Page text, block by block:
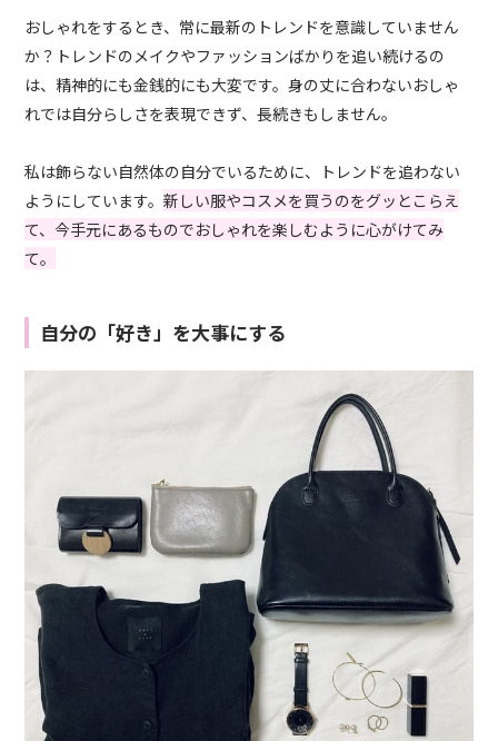
おしゃれをするとき、常に最新のトレンドを意識していません
か？トレンドのメイクやファッションばかりを追い続けるの
は、精神的にも金銭的にも大変です。身の丈に合わないおしゃ
れでは自分らしさを表現できず、長続きもしません。
私は飾らない自然体の自分でいるために、トレンドを追わない
ようにしています。新しい服やコスメを買うのをグッとこらえ
て、今手元にあるものでおしゃれを楽しむように心がけてみ
て。
自分の「好き」を大事にする